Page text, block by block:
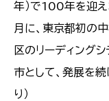
年）で100年を迎
月に、東京都初の
区のリーディング
市として、発展を続
り）